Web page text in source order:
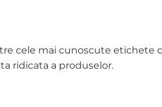
cele mai cunoscute
ridicata a produselor.